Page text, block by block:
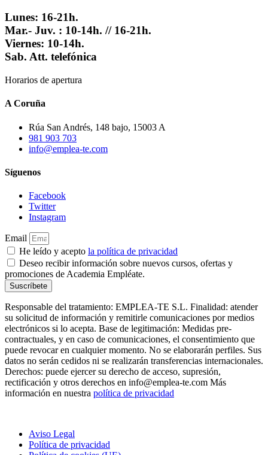
Lunes: 16-21h.
Mar.- Juv. : 10-14h. // 16-21h.
Viernes: 10-14h.
Sab. Att. telefónica
Horarios de apertura
A Coruña
Rúa San Andrés, 148 bajo, 15003 A
981 903 703
info@emplea-te.com
Síguenos
Facebook
Twitter
Instagram
Email
He leído y acepto la política de privacidad
Deseo recibir información sobre nuevos cursos, ofertas y
promociones de Academia Empléate.
Suscríbete
Responsable del tratamiento: EMPLEA-TE S.L. Finalidad: atender
su solicitud de información y remitirle comunicaciones por medios
electrónicos si lo acepta. Base de legitimación: Medidas pre-
contractuales, y en caso de comunicaciones, el consentimiento que
puede revocar en cualquier momento. No se elaborarán perfiles. Sus
datos no serán cedidos ni se realizarán transferencias internacionales.
Derechos: puede ejercer su derecho de acceso, supresión,
rectificación y otros derechos en info@emplea-te.com Más
información en nuestra política de privacidad
Aviso Legal
Política de privacidad